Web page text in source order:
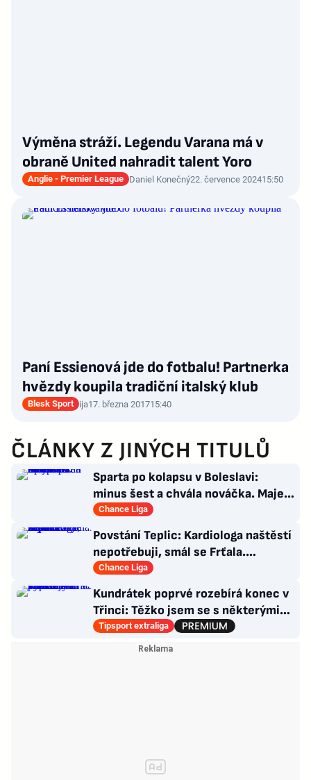
Výměna stráží. Legendu Varana má v
obraně United nahradit talent Yoro
Anglie - Premier League Daniel Konečný22. července 202415:50
Paní Essienová jde do fotbalu! Partnerka
hvězdy koupila tradiční italský klub
Blesk Sport ija17. března 201715:40
ČLÁNKY Z JINÝCH TITULŮ
Sparta po kolapsu v Boleslavi:
minus šest a chvála nováčka. Majer
má silnou zbraň
Chance Liga
Povstání Teplic: Kardiologa naštěstí
nepotřebuji, smál se Frťala.
Promluvil o zájmu Plzně
Chance Liga
Kundrátek poprvé rozebírá konec v
Třinci: Těžko jsem se s některými
věcmi vyrovnával
Tipsport extraliga